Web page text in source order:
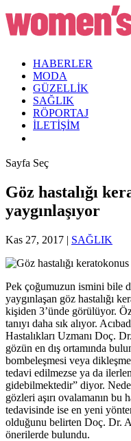
HABERLER
MODA
GÜZELLİK
SAĞLIK
RÖPORTAJ
İLETİŞİM
Sayfa Seç
Göz hastalığı
yaygınlaşıyor
Kas 27, 2017 | SAĞLIK
Pek çoğumuzun ismini bile
yaygınlaşan göz hastalığı
kişiden 3’ünde görülüyor.
tanıyı daha sık alıyor.
Hastalıkları Uzmanı Doç.
gözün en dış ortamında
bombeleşmesi veya
tedavi edilmezse ya da
gidebilmektedir” diyor.
gözleri aşırı ovalamanın bu
tedavisinde ise en yeni
olduğunu belirten Doç. Dr.
önerilerde bulundu.